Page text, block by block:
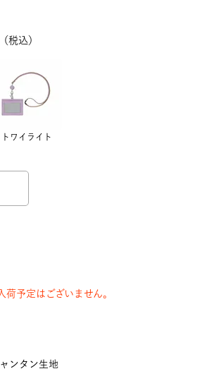
税込
トワイライト
荷予定はございません。
ンタン生地